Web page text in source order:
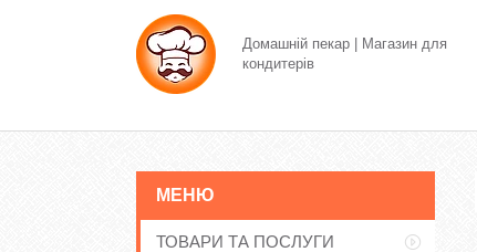
Домашній пекар | Магазин для
кондитерів
ТОВАРИ ТА ПОСЛУГИ